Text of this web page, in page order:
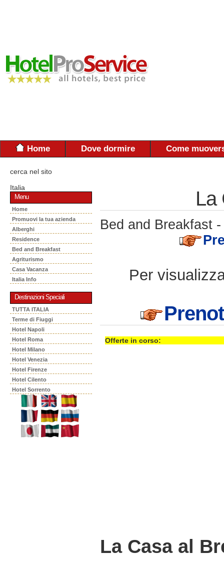
Home Dove dormire Come
cerca nel sito
Italia
Menu
Home
Promuovi la tua azienda
Alberghi
Residence
Bed and Breakfast
Agriturismo
Casa Vacanza
Italia Info
Destinazioni Speciali
TUTTA ITALIA
Terme di Fiuggi
Hotel Napoli
Hotel Roma
Hotel Milano
Hotel Venezia
Hotel Firenze
Hotel Cilento
Hotel Sorrento
La
Bed and Breakfast
Per
Offerte in corso:
La Casa al